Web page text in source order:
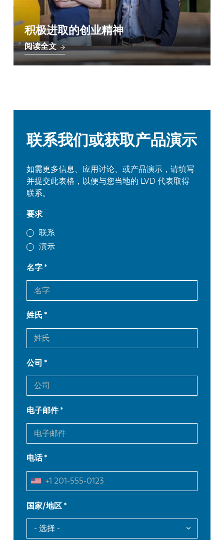
积极进取的创业精神
阅读全文
联系我们或获取产品演示
如需更多信息、应用讨论、或产品演示，请填写
并提交此表格，以便与您当地的 LVD 代表取得
联系。
要求
联系
演示
名字
姓氏
公司
电子邮件
电话
国家/地区